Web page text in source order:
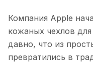
Компания Apple
кожаных чехлов
давно, что из
превратились в